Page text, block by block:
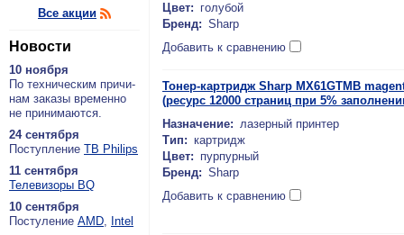
Все акции
Новости
10 ноября
По тех­ни­че­ским при­чи­
нам за­ка­зы вре­мен­но
не при­ни­ма­ют­ся.
24 сентября
По­ступ­ле­ние ТВ Philips
11 сентября
Теле­ви­зо­ры BQ
10 сентября
По­сту­ле­ние AMD, Intel
Цвет: голубой
Бренд: Sharp
Добавить к сравнению
Тонер-картридж Sharp MX61GTMB
(ресурс 12000 страниц при 5%
Назначение: лазерный принтер
Тип: картридж
Цвет: пурпурный
Бренд: Sharp
Добавить к сравнению